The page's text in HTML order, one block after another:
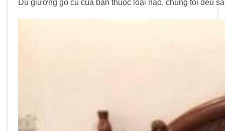
Dù giường gỗ cũ của bạn thuộc loại nào, chúng tôi đều